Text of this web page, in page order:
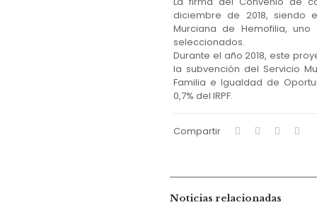
diciembre de 2018, siendo
Murciana de Hemofilia,
seleccionados.
Durante el año 2018, este
la subvención del Servicio
Familia e Igualdad de
0,7% del IRPF.
Compartir
Noticias relacionadas